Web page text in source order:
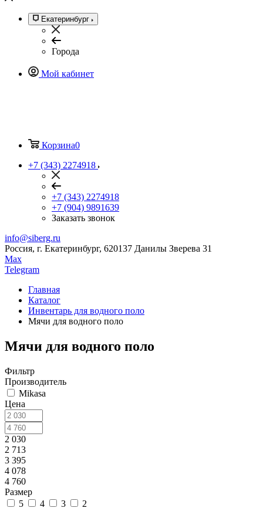
Екатеринбург
Города
Мой кабинет
Корзина0
+7 (343) 2274918
+7 (343) 2274918
+7 (904) 9891639
Заказать звонок
info@siberg.ru
Россия, г. Екатеринбург, 620137 Данилы Зверева 31
Max
Telegram
Главная
Каталог
Инвентарь для водного поло
Мячи для водного поло
Мячи для водного поло
Фильтр
Производитель
Mikasa
Цена
2 030
2 713
3 395
4 078
4 760
Размер
5
4 3 2